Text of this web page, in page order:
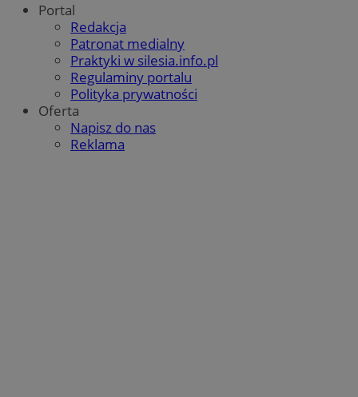
Portal
Redakcja
Patronat medialny
Praktyki w silesia.info.pl
Regulaminy portalu
Polityka prywatności
Oferta
Napisz do nas
Reklama